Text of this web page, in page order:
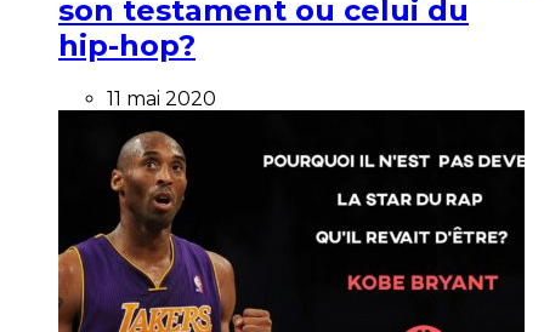
son testament ou celui du
hip-hop?
11 mai 2020